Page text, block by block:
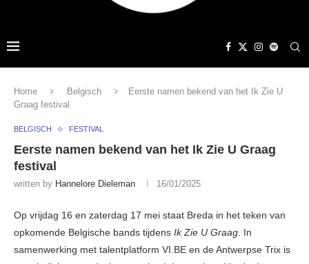
Home Belgisch
Eerste namen bekend van het Ik Zie U
Graag festival
BELGISCH FESTIVAL
Eerste namen bekend van het Ik Zie U Graag
festival
written by Hannelore Dieleman 16/01/2025
Op vrijdag 16 en zaterdag 17 mei staat Breda in het teken van
opkomende Belgische bands tijdens Ik Zie U Graag. In
samenwerking met talentplatform VI.BE en de Antwerpse Trix is